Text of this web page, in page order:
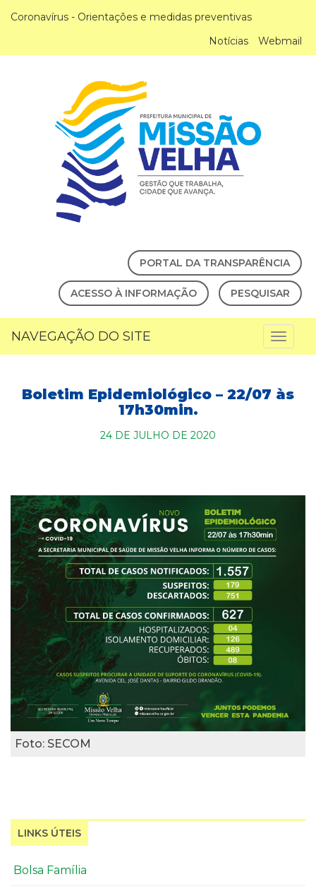
Coronavírus - Orientações e medidas preventivas
Notícias
Webmail
PORTAL DA TRANSPARÊNCIA
ACESSO À INFORMAÇÃO PESQUISAR
NAVEGAÇÃO DO SITE
Boletim Epidemiológico – 22/07 às
17h30min.
24 DE JULHO DE 2020
Foto: SECOM
LINKS ÚTEIS
Bolsa Família